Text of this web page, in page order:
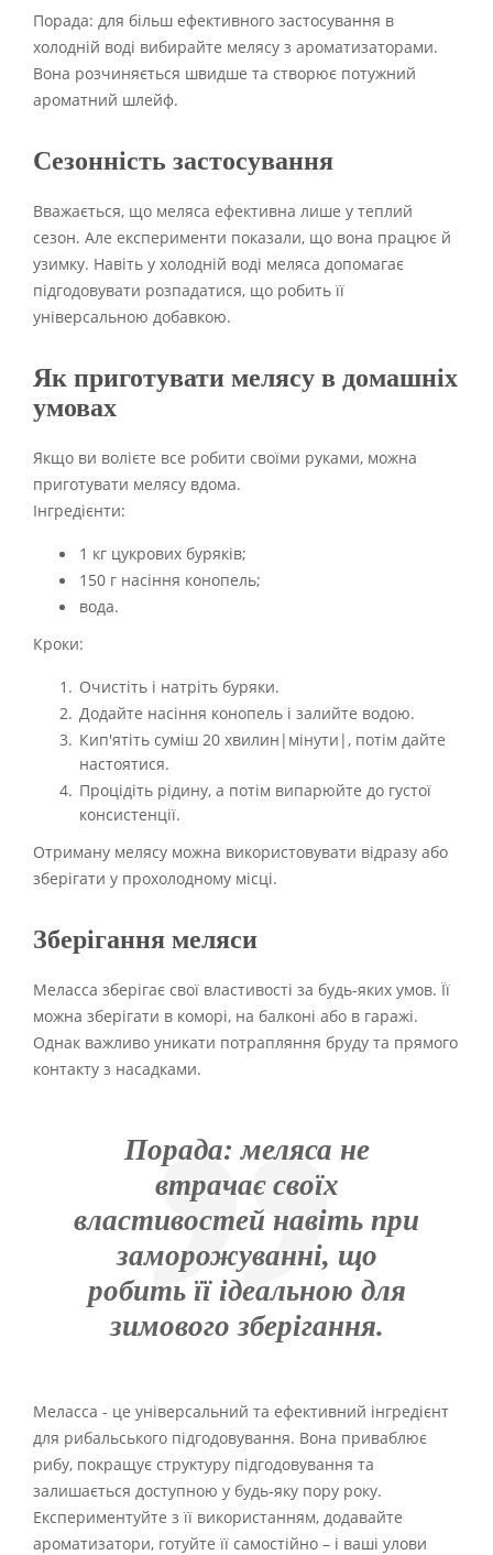
Порада: для більш ефективного застосування в
холодній воді вибирайте мелясу з ароматизаторами.
Вона розчиняється швидше та створює потужний
ароматний шлейф.
Сезонність застосування
Вважається, що меляса ефективна лише у теплий
сезон. Але експерименти показали, що вона працює й
узимку. Навіть у холодній воді меляса допомагає
підгодовувати розпадатися, що робить її
універсальною добавкою.
Як приготувати мелясу в домашніх
умовах
Якщо ви волієте все робити своїми руками, можна
приготувати мелясу вдома.
Інгредієнти:
1 кг цукрових буряків;
150 г насіння конопель;
вода.
Кроки:
Очистіть і натріть буряки.
Додайте насіння конопель і залийте водою.
Кип'ятіть суміш 20 хвилин|мінути|, потім дайте
настоятися.
Процідіть рідину, а потім випарюйте до густої
консистенції.
Отриману мелясу можна використовувати відразу або
зберігати у прохолодному місці.
Зберігання меляси
Меласса зберігає свої властивості за будь-яких умов. Її
можна зберігати в коморі, на балконі або в гаражі.
Однак важливо уникати потрапляння бруду та прямого
контакту з насадками.
Порада: меляса не
втрачає своїх
властивостей навіть при
заморожуванні, що
робить її ідеальною для
зимового зберігання.
Меласса - це універсальний та ефективний інгредієнт
для рибальського підгодовування. Вона приваблює
рибу, покращує структуру підгодовування та
залишається доступною у будь-яку пору року.
Експериментуйте з її використанням, додавайте
ароматизатори, готуйте її самостійно – і ваші улови